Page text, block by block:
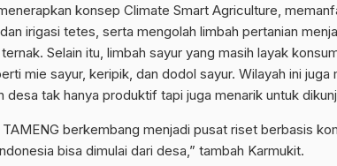
konsep Climate Smart Agriculture ,
irigasi tetes, serta mengolah limbah pertanian
Selain itu, limbah sayur yang masih layak
mie sayur, keripik, dan dodol sayur. Wilayah ini
desa tak hanya produktif tapi juga menarik untuk
TAMENG berkembang menjadi pusat riset berbasis
bisa dimulai dari desa,” tambah Karmukit.